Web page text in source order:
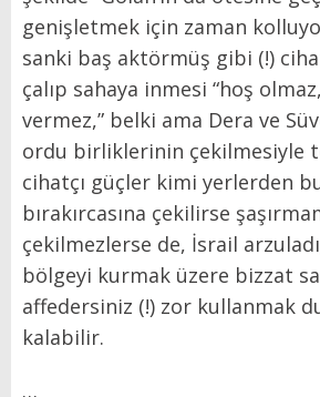
genişletmek için zaman
sanki baş aktörmüş gibi (!)
çalıp sahaya inmesi “hoş
vermez,” belki ama Dera ve
ordu birliklerinin çekilmesiyle
cihatçı güçler kimi yerlerden
bırakırcasına çekilirse
çekilmezlerse de, İsrail
bölgeyi kurmak üzere bizzat
affedersiniz (!) zor kullanmak
kalabilir.
…